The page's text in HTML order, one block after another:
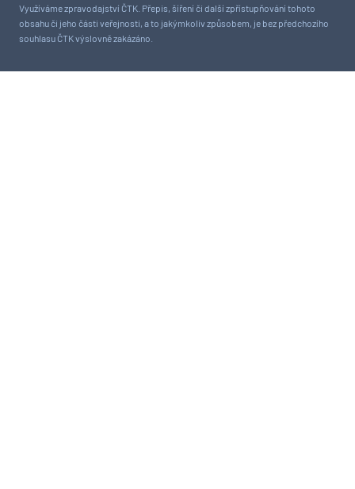
Využíváme zpravodajství ČTK. Přepis, šíření či další zpřístupňování tohoto
obsahu či jeho části veřejnosti, a to jakýmkoliv způsobem, je bez předchozího
souhlasu ČTK výslovně zakázáno.